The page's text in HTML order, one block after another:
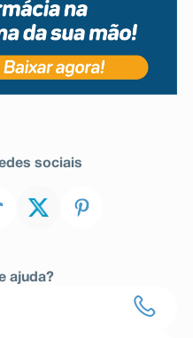
sociais
ajuda?